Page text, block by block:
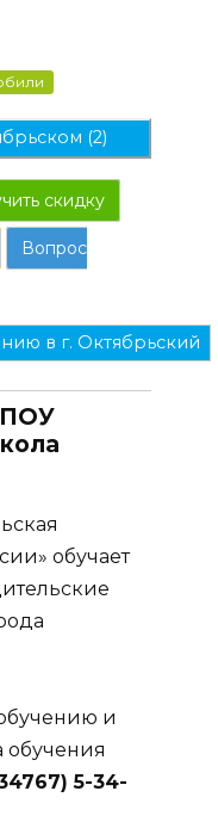
(2)
скидку
Вопрос
в г. Октябрьский
обучает
и
обучения
5-34-